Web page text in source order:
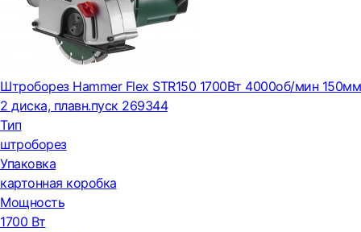
Штроборез Hammer Flex STR150 1700Вт 4000об/мин 150мм
2 диска, плавн.пуск 269344
Тип
штроборез
Упаковка
картонная коробка
Мощность
1700 Вт